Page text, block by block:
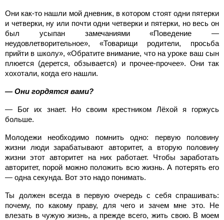
Они как-то нашли мой дневник, в котором стоят одни пятерки
и четверки, ну или почти одни четверки и пятерки, но весь он
был усыпан замечаниями «Поведение —
неудовлетворительное», «Товарищи родители, просьба
прийти в школу», «Обратите внимание, что на уроке ваш сын
плюется (дерется, обзывается) и прочее-прочее». Они так
хохотали, когда его нашли.
— Они гордятся вами?
— Бог их знает. Но своим крестником Лёхой я горжусь
больше.
Молодежи необходимо помнить одно: первую половину
жизни люди зарабатывают авторитет, а вторую половину
жизни этот авторитет на них работает. Чтобы заработать
авторитет, порой можно положить всю жизнь. А потерять его
— одна секунда. Вот это надо понимать.
Ты должен всегда в первую очередь с себя спрашивать:
почему, по какому праву, для чего и зачем мне это. Не
влезать в чужую жизнь, а прежде всего, жить свою. В моем